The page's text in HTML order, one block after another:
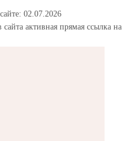
02.07.2026
активная прямая ссылка на